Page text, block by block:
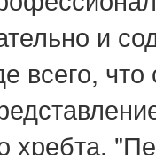
и
всего,
хребта.